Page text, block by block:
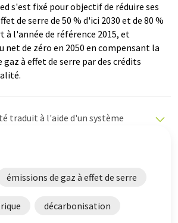
s'est fixé pour objectif de réduire ses
de serre de 50 % d'ici 2030 et de 80 %
à l'année de référence 2015, et
net de zéro en 2050 en compensant la
à effet de serre par des crédits
traduit à l'aide d'un système
automatiques pour présenter
automatique, il est possible
de vocabulaire, de syntaxe ou
original dans Allemand peut
émissions de gaz à effet de serre
décarbonisation